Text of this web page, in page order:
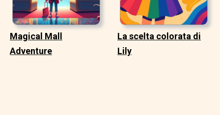
Magical Mall
Adventure
La scelta colorata di
Lily